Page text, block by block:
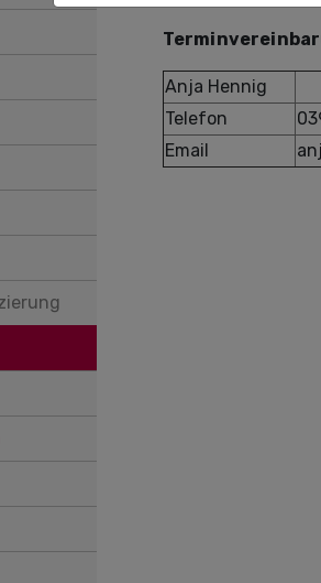
Anja Hennig
Telefon
Email